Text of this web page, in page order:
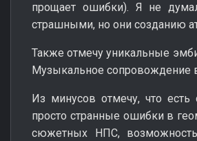
прощает ошибки). Я не
страшными, но они созданию
Также отмечу уникальные
Музыкальное сопровождение
Из минусов отмечу, что
просто странные ошибки в
сюжетных НПС,